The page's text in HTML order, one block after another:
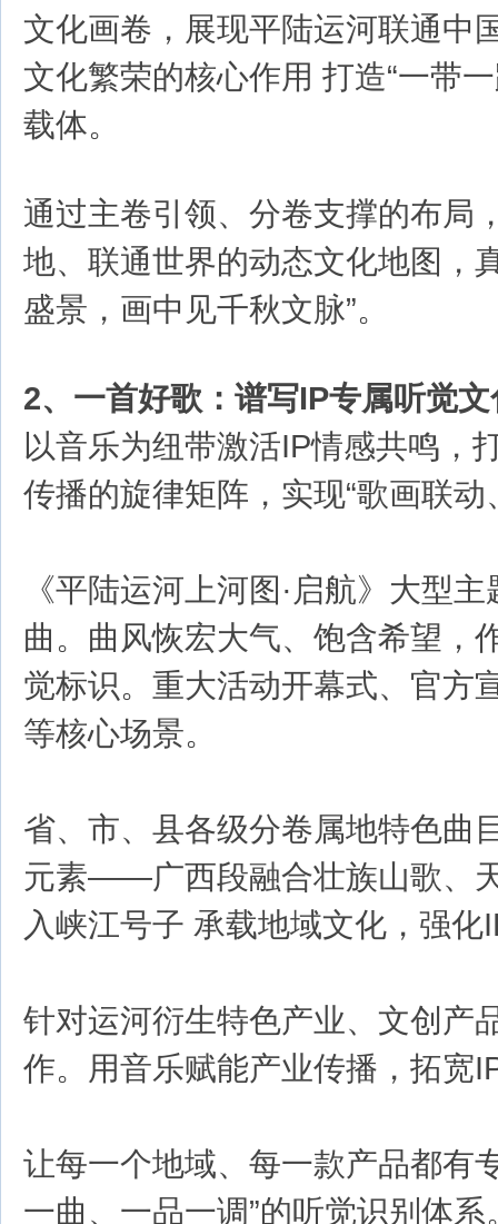
文化画卷，展现平陆运河联通中
文化繁荣的核心作用 打造“一带
载体。
通过主卷引领、分卷支撑的布局
地、联通世界的动态文化地图，
盛景，画中见千秋文脉”。
2、一首好歌：谱写IP专属听觉
以音乐为纽带激活IP情感共鸣，
传播的旋律矩阵，实现“歌画联动
《平陆运河上河图·启航》大型
曲。曲风恢宏大气、饱含希望，
觉标识。重大活动开幕式、官方
等核心场景。
省、市、县各级分卷属地特色曲
元素——广西段融合壮族山歌、
入峡江号子 承载地域文化，强化
针对运河衍生特色产业、文创产
作。用音乐赋能产业传播，拓宽
让每一个地域、每一款产品都有
一曲、一品一调”的听觉识别体系